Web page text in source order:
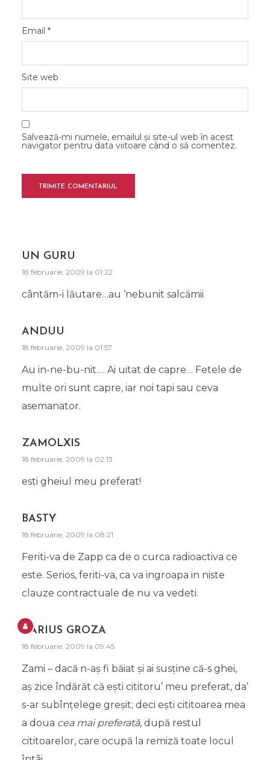
Email *
Site web
Salvează-mi numele, emailul și site-ul web în acest
navigator pentru data viitoare când o să comentez.
UN GURU
18 februarie, 2009 la 01:22
cântăm-i lăutare…au ‘nebunit salcămii
ANDUU
18 februarie, 2009 la 01:57
Au in-ne-bu-nit…. Ai uitat de capre… Fetele de
multe ori sunt capre, iar noi tapi sau ceva
asemanator.
ZAMOLXIS
18 februarie, 2009 la 02:13
esti gheiul meu preferat!
BASTY
18 februarie, 2009 la 08:21
Feriti-va de Zapp ca de o curca radioactiva ce
este. Serios, feriti-va, ca va ingroapa in niste
clauze contractuale de nu va vedeti.
DARIUS GROZA
18 februarie, 2009 la 09:45
Zami – dacă n-aş fi băiat şi ai susţine că-s ghei,
aş zice îndărăt că eşti cititoru’ meu preferat, da’
s-ar subînţelege greşit; deci eşti cititoarea mea
a doua cea mai preferată, după restul
cititoarelor, care ocupă la remiză toate locul